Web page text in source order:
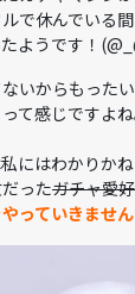
で休んでいる間
ようです！
いからもった
て感じですよ
にはわかりか
ったガチャ愛
っていきませ